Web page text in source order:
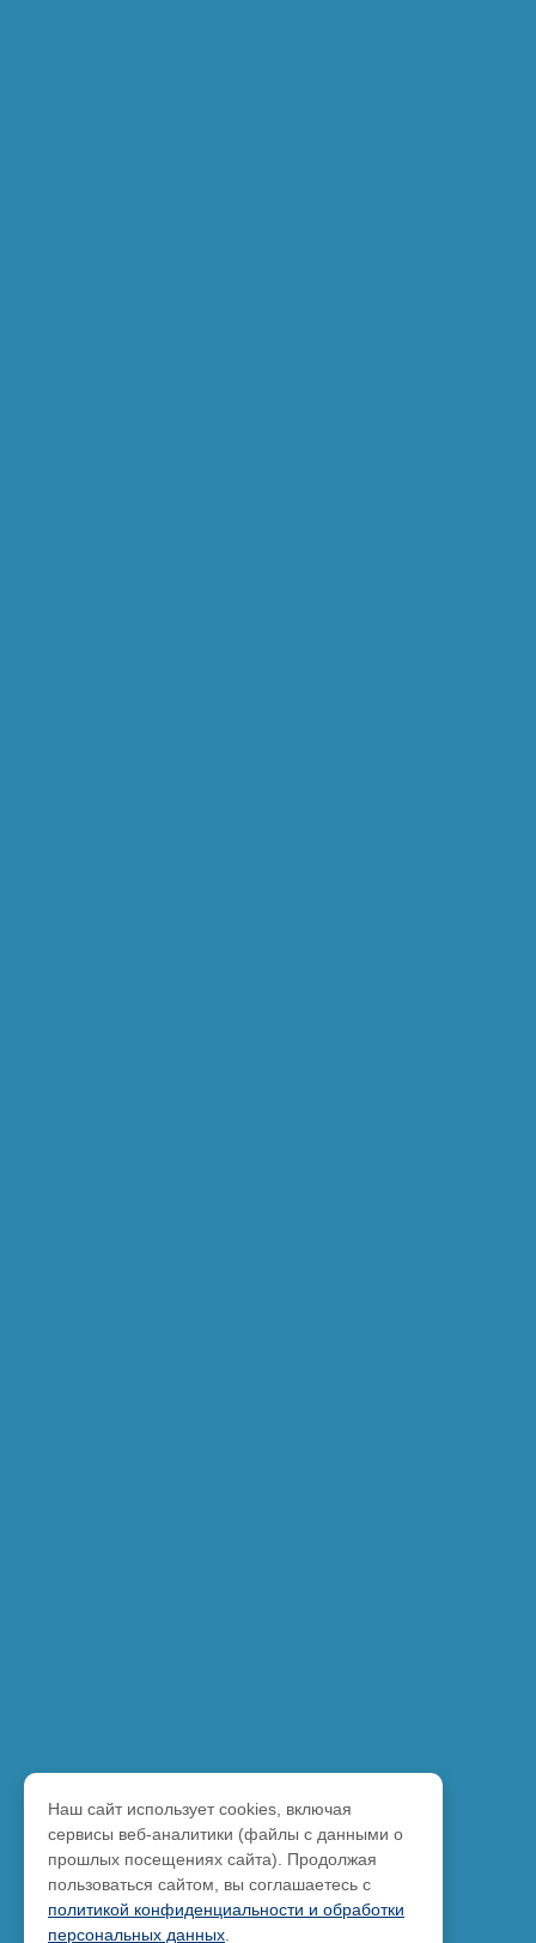
Наш сайт использует cookies, включая
сервисы веб-аналитики (файлы с данными о
прошлых посещениях сайта). Продолжая
пользоваться сайтом, вы соглашаетесь с
политикой конфиденциальности и обработки
персональных данных